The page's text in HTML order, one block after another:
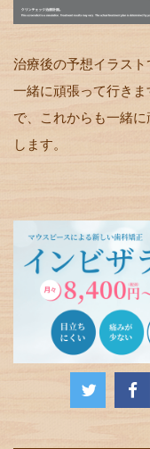
治療後の予想イラス
一緒に頑張って行き
で、これからも一緒
します。